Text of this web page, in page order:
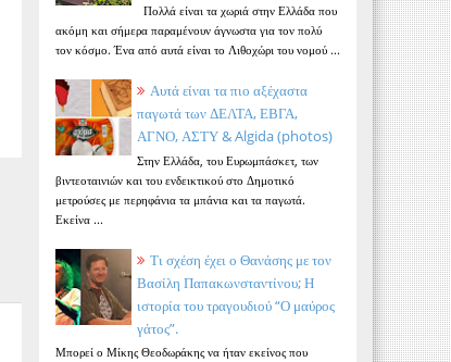
Πολλά είναι τα χωριά στην Ελλάδα που
ακόμη και σήμερα παραμένουν άγνωστα για τον πολύ
τον κόσμο. Ένα από αυτά είναι το Λιθοχώρι του νομού ...
Αυτά είναι τα πιο αξέχαστα
παγωτά των ΔΕΛΤΑ, ΕΒΓΑ,
ΑΓΝΟ, ΑΣΤΥ & Algida (photos)
Στην Ελλάδα, του Ευρωμπάσκετ, των
βιντεοταινιών και του ενδεικτικού στο Δημοτικό
μετρούσες με περηφάνια τα μπάνια και τα παγωτά.
Εκείνα ...
Τι σχέση έχει ο Θανάσης με τον
Βασίλη Παπακωνσταντίνου; Η
ιστορία του τραγουδιού “Ο μαύρος
γάτος”.
Μπορεί ο Μίκης Θεοδωράκης να ήταν εκείνος που